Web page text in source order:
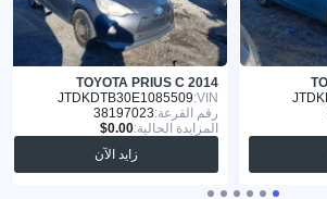
TOYOTA PRIUS C 2014
VIN:
JTDKDTB30E1085509
رقم القرعة:38197023
المزايدة الحالية:
زايد الآن